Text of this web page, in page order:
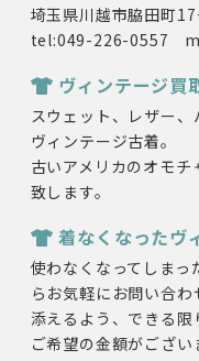
埼玉県川越市脇田町
tel:049-226-0557
ヴィンテージ買
スウェット、レザー
ヴィンテージ古着。
古いアメリカのオモ
致します。
着なくなったヴ
使わなくなってしまっ
らお気軽にお問い合
添えるよう、できる限
ご希望の金額がござい